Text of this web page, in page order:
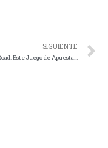
SIGUIENTE
Chicken Road: Este Juego de Apuestas que Revoluciona la Vivencia de Entretenimiento